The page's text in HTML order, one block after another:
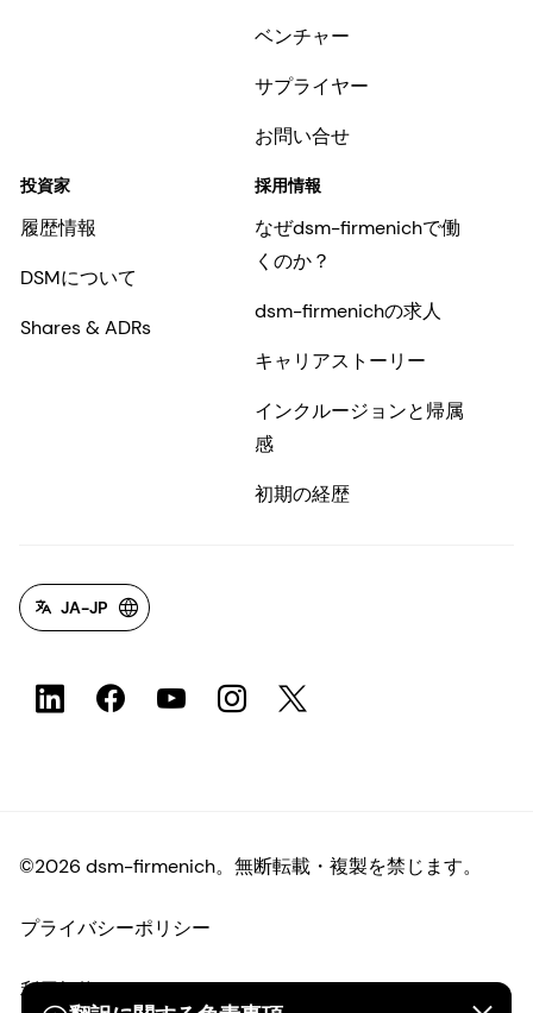
ベンチャー
サプライヤー
お問い合せ
投資家
履歴情報
DSMについて
Shares & ADRs
採用情報
なぜdsm-firmenichで働
くのか？
dsm-firmenichの求人
キャリアストーリー
インクルージョンと帰属
感
初期の経歴
JA-JP
©2026 dsm-firmenich。無断転載・複製を禁じます。
プライバシーポリシー
利用規約